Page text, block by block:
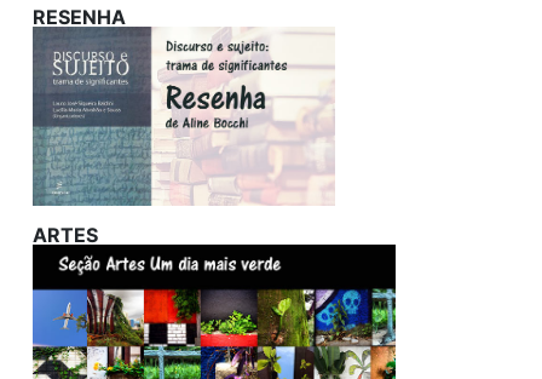
RESENHA
ARTES